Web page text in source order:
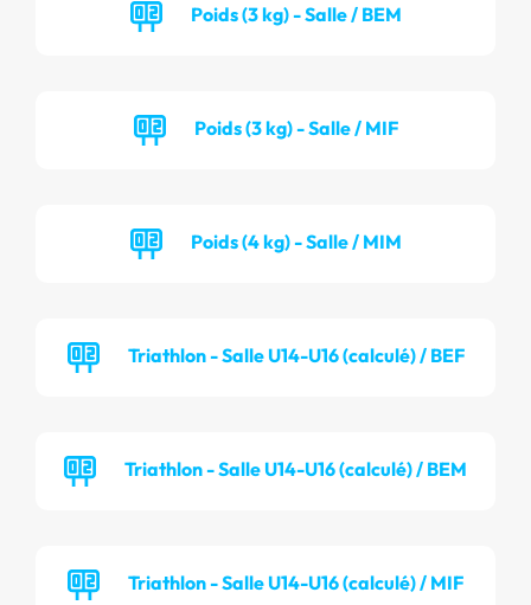
Poids (3 kg) - Salle / BEM
Poids (3 kg) - Salle / MIF
Poids (4 kg) - Salle / MIM
Triathlon - Salle U14-U16 (calculé) / BEF
Triathlon - Salle U14-U16 (calculé) / BEM
Triathlon - Salle U14-U16 (calculé) / MIF